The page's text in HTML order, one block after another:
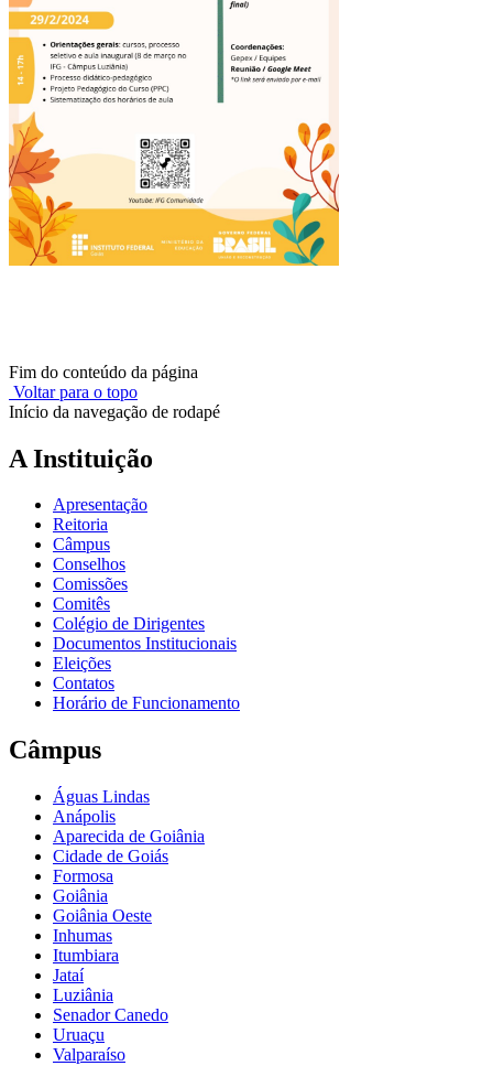
Fim do conteúdo da página
Voltar para o topo
Início da navegação de rodapé
A Instituição
Apresentação
Reitoria
Câmpus
Conselhos
Comissões
Comitês
Colégio de Dirigentes
Documentos Institucionais
Eleições
Contatos
Horário de Funcionamento
Câmpus
Águas Lindas
Anápolis
Aparecida de Goiânia
Cidade de Goiás
Formosa
Goiânia
Goiânia Oeste
Inhumas
Itumbiara
Jataí
Luziânia
Senador Canedo
Uruaçu
Valparaíso